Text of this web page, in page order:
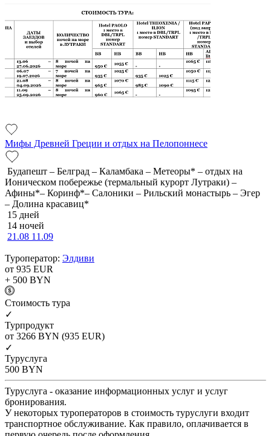
Мифы Древней Греции и отдых на Пелопоннесе
Будапешт – Белград – Каламбака – Метеоры* – отдых на
Ионическом побережье (термальный курорт Лутраки) –
Афины*– Коринф*– Салоники – Рильский монастырь – Эгер
– Долина красавиц*
15 дней
14 ночей
21.08 11.09
Туроператор: Элдиви
от 935 EUR
+ 500 BYN
Cтоимость тура
✓
Турпродукт
от 3266 BYN (935 EUR)
✓
Туруслуга
500 BYN
Туруслуга - оказание информационных услуг и услуг
бронирования.
У некоторых туроператоров в стоимость туруслуги входит
транспортное обслуживание. Как правило, оплачивается в